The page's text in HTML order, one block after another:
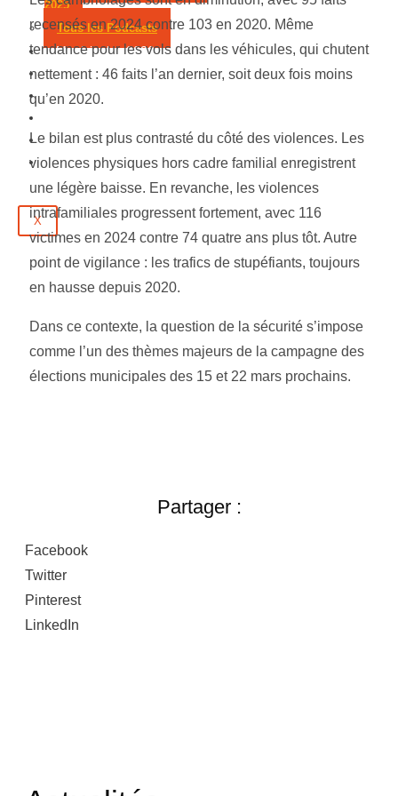
2025
Tous les Podcasts
Municipales 2026
Jeux
Partenaires
Évènements
Contact
X
recensés en 2024 contre 103 en 2020. Même
tendance pour les vols dans les véhicules, qui chutent
nettement : 46 faits l’an dernier, soit deux fois moins
qu’en 2020.
Le bilan est plus contrasté du côté des violences. Les
violences physiques hors cadre familial enregistrent
une légère baisse. En revanche, les violences
intrafamiliales progressent fortement, avec 116
victimes en 2024 contre 74 quatre ans plus tôt. Autre
point de vigilance : les trafics de stupéfiants, toujours
en hausse depuis 2020.
Dans ce contexte, la question de la sécurité s’impose
comme l’un des thèmes majeurs de la campagne des
élections municipales des 15 et 22 mars prochains.
Partager :
Facebook
Twitter
Pinterest
LinkedIn